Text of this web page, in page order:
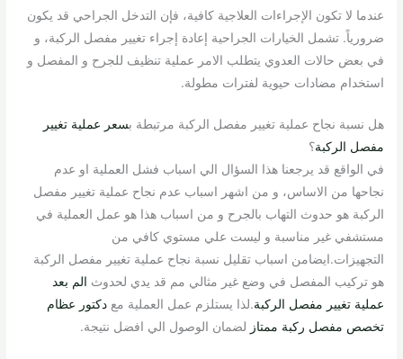
عندما لا تكون الإجراءات العلاجية كافية، فإن التدخل الجراحي قد يكون
ضرورياً. تشمل الخيارات الجراحية إعادة إجراء تغيير مفصل الركبة، و
في بعض حالات العدوي يتطلب الامر عملية تنظيف للجرح و المفصل و
استخدام مضادات حيوية لفترات مطولة.
هل نسبة نجاح عملية تغيير مفصل الركبة مرتبطة بسعر عملية تغيير
مفصل الركبة؟
في الواقع قد يرجعنا هذا السؤال الي اسباب فشل العملية او عدم
نجاحها من الاساس، و من اشهر اسباب عدم نجاح عملية تغيير مفصل
الركبة هو حدوث التهاب بالجرح و من اسباب هذا هو عمل العملية في
مستشفي غير مناسبة و ليست علي مستوي كافي من
التجهيزات.ايضامن اسباب تقليل نسبة نجاح عملية تغيير مفصل الركبة
هو تركيب المفصل في وضع غير مثالي مم قد يدي لحدوث الم بعد
عملية تغيير مفصل الركبة.لذا يستلزم عمل العملية مع دكتور عظام
تخصص مفصل ركبة ممتاز لضمان الوصول الي افضل نتيجة.